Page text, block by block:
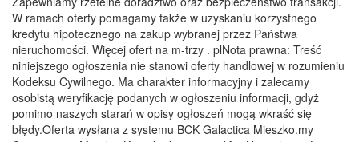
W ramach oferty pomagamy także w uzyskaniu korzystnego
kredytu hipotecznego na zakup wybranej przez Państwa
nieruchomości. Więcej ofert na m-trzy . plNota prawna: Treść
niniejszego ogłoszenia nie stanowi oferty handlowej w rozumieniu
Kodeksu Cywilnego. Ma charakter informacyjny i zalecamy
osobistą weryfikację podanych w ogłoszeniu informacji, gdyż
pomimo naszych starań w opisy ogłoszeń mogą wkraść się
błędy.Oferta wysłana z systemu BCK Galactica Mieszko.my